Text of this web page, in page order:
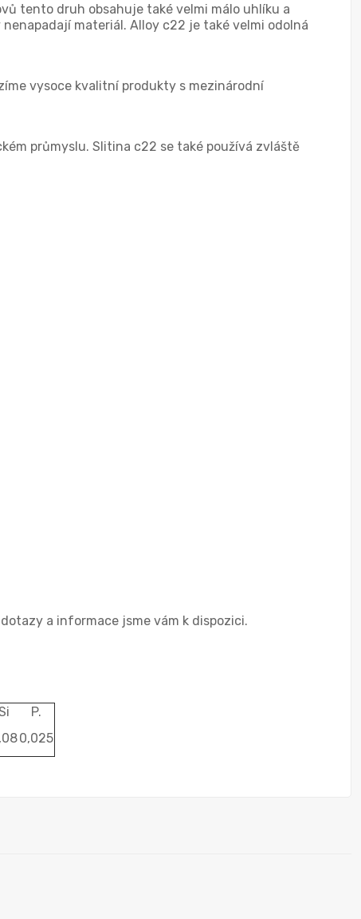
tento druh obsahuje také velmi málo uhlíku a
materiál. Alloy c22 je také velmi odolná
vysoce kvalitní produkty s mezinárodní
průmyslu. Slitina c22 se také používá zvláště
a informace jsme vám k dispozici.
P.
0,025